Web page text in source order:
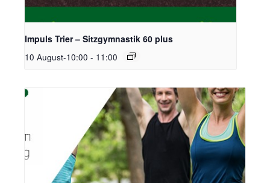
Impuls Trier – Sitzgymnastik 60 plus
10 August-10:00 - 11:00